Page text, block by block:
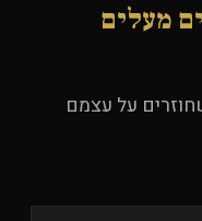
מעלים
על עצמם